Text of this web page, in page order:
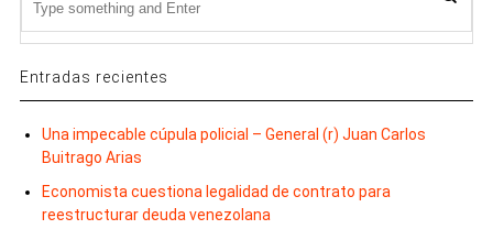
Entradas recientes
Una impecable cúpula policial – General (r) Juan Carlos
Buitrago Arias
Economista cuestiona legalidad de contrato para
reestructurar deuda venezolana